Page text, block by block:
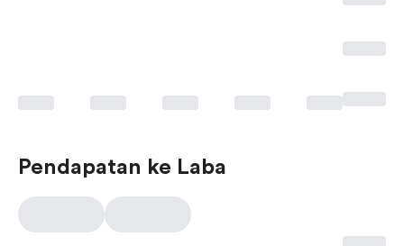
Pendapatan ke Laba